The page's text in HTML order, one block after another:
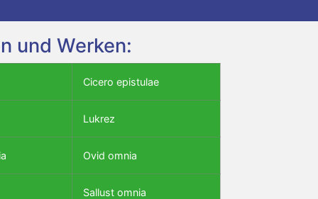
und Werken:
Cicero epistulae
Lukrez
Ovid omnia
Sallust omnia